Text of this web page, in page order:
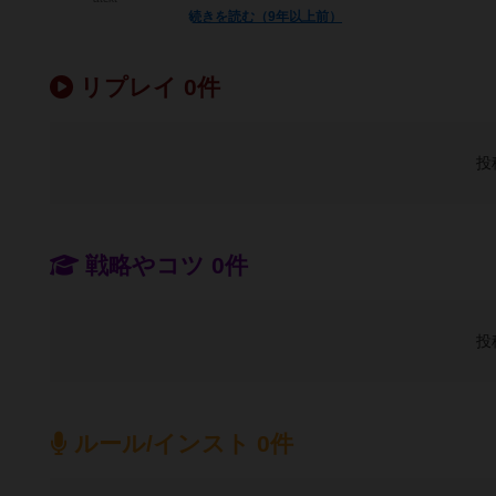
続きを読む（9年以上前）
リプレイ 0件
投
戦略やコツ 0件
投
ルール/インスト 0件